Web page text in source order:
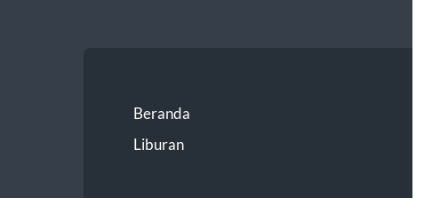
Beranda
Liburan